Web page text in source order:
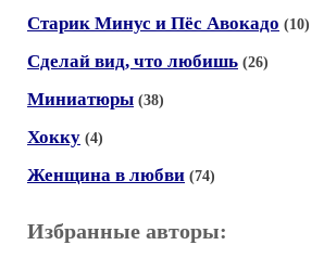
Старик Минус и Пёс Авокадо (10)
Сделай вид, что любишь (26)
Миниатюры (38)
Хокку (4)
Женщина в любви (74)
Избранные авторы: